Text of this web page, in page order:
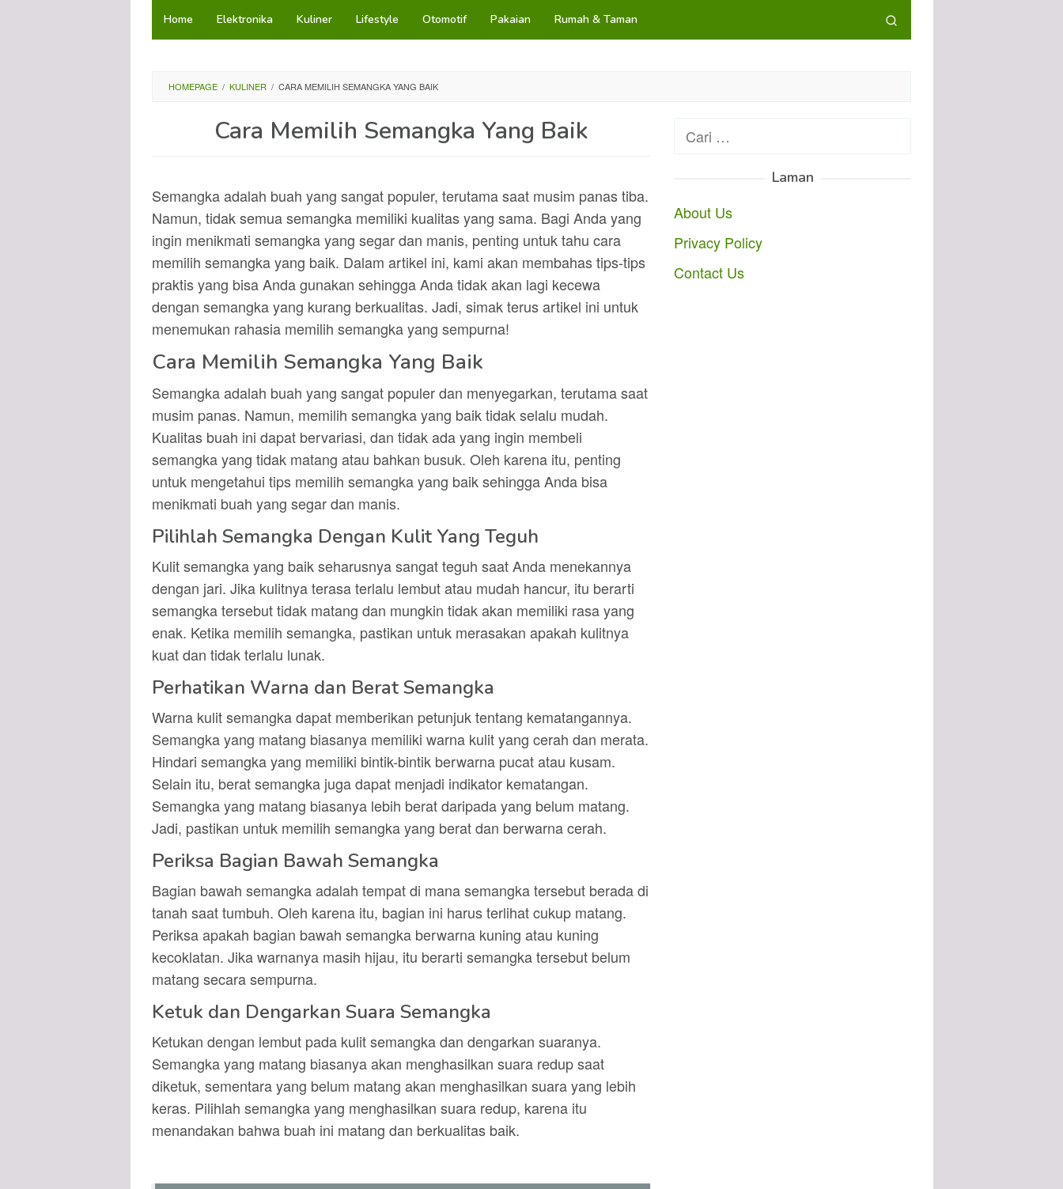
LoncatHome Elektronika Kuliner Lifestyle Otomotif Pakaian Rumah & Taman
HOMEPAGE / KULINER / CARA MEMILIH SEMANGKA YANG BAIK
Cara Memilih Semangka Yang Baik
Semangka adalah buah yang sangat populer, terutama saat musim panas tiba.
Namun, tidak semua semangka memiliki kualitas yang sama. Bagi Anda yang
ingin menikmati semangka yang segar dan manis, penting untuk tahu cara
memilih semangka yang baik. Dalam artikel ini, kami akan membahas tips-tips
praktis yang bisa Anda gunakan sehingga Anda tidak akan lagi kecewa
dengan semangka yang kurang berkualitas. Jadi, simak terus artikel ini untuk
menemukan rahasia memilih semangka yang sempurna!
Cara Memilih Semangka Yang Baik
Semangka adalah buah yang sangat populer dan menyegarkan, terutama saat
musim panas. Namun, memilih semangka yang baik tidak selalu mudah.
Kualitas buah ini dapat bervariasi, dan tidak ada yang ingin membeli
semangka yang tidak matang atau bahkan busuk. Oleh karena itu, penting
untuk mengetahui tips memilih semangka yang baik sehingga Anda bisa
menikmati buah yang segar dan manis.
Pilihlah Semangka Dengan Kulit Yang Teguh
Kulit semangka yang baik seharusnya sangat teguh saat Anda menekannya
dengan jari. Jika kulitnya terasa terlalu lembut atau mudah hancur, itu berarti
semangka tersebut tidak matang dan mungkin tidak akan memiliki rasa yang
enak. Ketika memilih semangka, pastikan untuk merasakan apakah kulitnya
kuat dan tidak terlalu lunak.
Perhatikan Warna dan Berat Semangka
Warna kulit semangka dapat memberikan petunjuk tentang kematangannya.
Semangka yang matang biasanya memiliki warna kulit yang cerah dan merata.
Hindari semangka yang memiliki bintik-bintik berwarna pucat atau kusam.
Selain itu, berat semangka juga dapat menjadi indikator kematangan.
Semangka yang matang biasanya lebih berat daripada yang belum matang.
Jadi, pastikan untuk memilih semangka yang berat dan berwarna cerah.
Periksa Bagian Bawah Semangka
Bagian bawah semangka adalah tempat di mana semangka tersebut berada di
tanah saat tumbuh. Oleh karena itu, bagian ini harus terlihat cukup matang.
Periksa apakah bagian bawah semangka berwarna kuning atau kuning
kecoklatan. Jika warnanya masih hijau, itu berarti semangka tersebut belum
matang secara sempurna.
Ketuk dan Dengarkan Suara Semangka
Ketukan dengan lembut pada kulit semangka dan dengarkan suaranya.
Semangka yang matang biasanya akan menghasilkan suara redup saat
diketuk, sementara yang belum matang akan menghasilkan suara yang lebih
keras. Pilihlah semangka yang menghasilkan suara redup, karena itu
menandakan bahwa buah ini matang dan berkualitas baik.
Cari
Laman
About Us
Privacy Policy
Contact Us